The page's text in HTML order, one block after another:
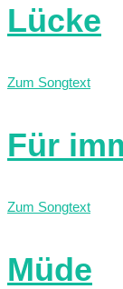
Lücke
Zum Songtext
Für
Zum Songtext
Müde